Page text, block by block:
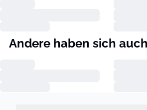
Andere haben sich